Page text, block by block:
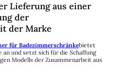
Lieferung aus einer
der
der Marke
für Badezimmerschränkebietet
und setzt sich für die Schaffung
Modells der Zusammenarbeit aus